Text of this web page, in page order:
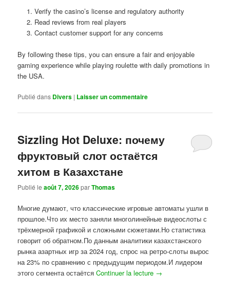
Verify the casino’s license and regulatory authority
Read reviews from real players
Contact customer support for any concerns
By following these tips, you can ensure a fair and enjoyable
gaming experience while playing roulette with daily promotions in
the USA.
Publié dans Divers | Laisser un commentaire
Sizzling Hot Deluxe: почему
фруктовый слот остаётся
хитом в Казахстане
Publié leaoût 7, 2026parThomas
Многие думают, что классические игровые автоматы ушли в
прошлое.Что их место заняли многолинейные видеослоты с
трёхмерной графикой и сложными сюжетами.Но статистика
говорит об обратном.По данным аналитики казахстанского
рынка азартных игр за 2024 год, спрос на ретро-слоты вырос
на 23% по сравнению с предыдущим периодом.И лидером
этого сегмента остаётсяContinuer la lecture →